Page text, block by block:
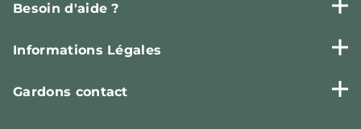
Besoin d'aide ?
Informations Légales
Gardons contact